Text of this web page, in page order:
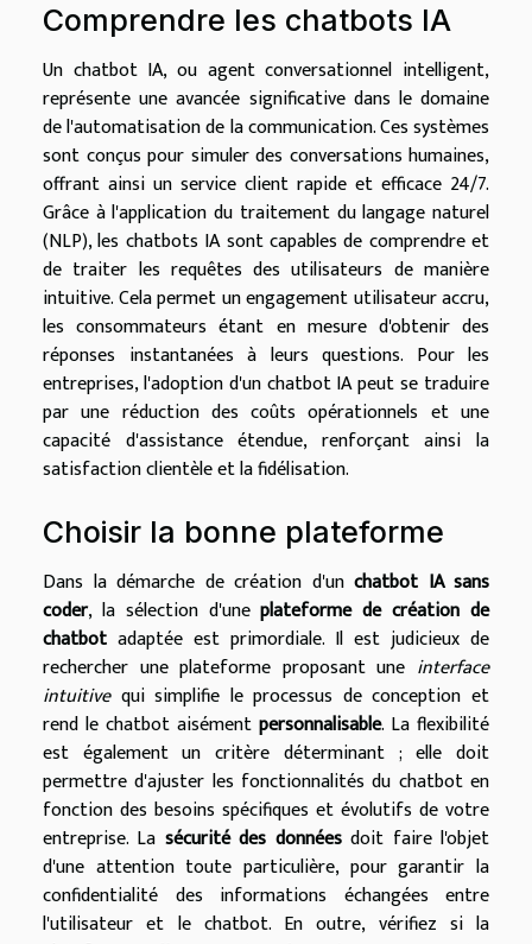
Comprendre les chatbots IA
Un chatbot IA, ou agent conversationnel intelligent,
représente une avancée significative dans le domaine
de l'automatisation de la communication. Ces systèmes
sont conçus pour simuler des conversations humaines,
offrant ainsi un service client rapide et efficace 24/7.
Grâce à l'application du traitement du langage naturel
(NLP), les chatbots IA sont capables de comprendre et
de traiter les requêtes des utilisateurs de manière
intuitive. Cela permet un engagement utilisateur accru,
les consommateurs étant en mesure d'obtenir des
réponses instantanées à leurs questions. Pour les
entreprises, l'adoption d'un chatbot IA peut se traduire
par une réduction des coûts opérationnels et une
capacité d'assistance étendue, renforçant ainsi la
satisfaction clientèle et la fidélisation.
Choisir la bonne plateforme
Dans la démarche de création d'un chatbot IA sans
coder, la sélection d'uneplateforme de création de
chatbot adaptée est primordiale. Il est judicieux de
rechercher une plateforme proposant une interface
intuitivequi simplifie le processus de conception et
rend le chatbot aisément personnalisable. La flexibilité
est également un critère déterminant ; elle doit
permettre d'ajuster les fonctionnalités du chatbot en
fonction des besoins spécifiques et évolutifs de votre
entreprise. La sécurité des donnéesdoit faire l'objet
d'une attention toute particulière, pour garantir la
confidentialité des informations échangées entre
l'utilisateur et le chatbot. En outre, vérifiez si la